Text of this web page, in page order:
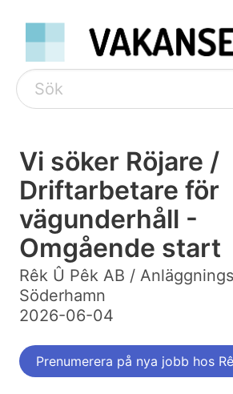
Vi söker Röjare /
Driftarbetare för
vägunderhåll -
Omgående start
Rêk Û Pêk AB /
Söderhamn
2026-06-04
Prenumerera på nya jobb hos